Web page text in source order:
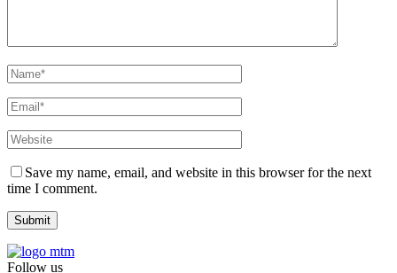
Save my name, email, and website in this browser for the next
time I comment.
Follow us